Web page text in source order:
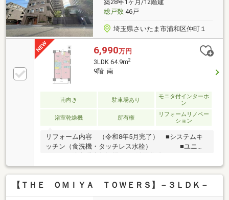
件がございます事前にご連絡をいただけるとご案内が
スムーズです
築28年1ヶ月/12階建
総戸数46戸
埼玉県さいたま市浦和区仲町１
6,990万円
3LDK 64.9m2
9階 南
南向き 駐車場あり
モニタ付インターホ
ン
浴室乾燥機 所有権
リフォームリノベー
ション
リフォーム内容 （令和8年5月完了） ■システムキ
ッチン（食洗機・タッチレス水栓） ■ユニッ
台
■トイレ（ウォシュレット） ■フローリング張替え
（全面）、クロス張替え（全面）、給湯器交換（追焚
き付き）、建具交換、CF貼替（洗面室・トイレ）、下
【ＴＨＥ ＯＭＩＹＡ ＴＯＷＥＲＳ】－３ＬＤＫ－